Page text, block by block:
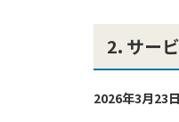
2. サー
2026年3月23日